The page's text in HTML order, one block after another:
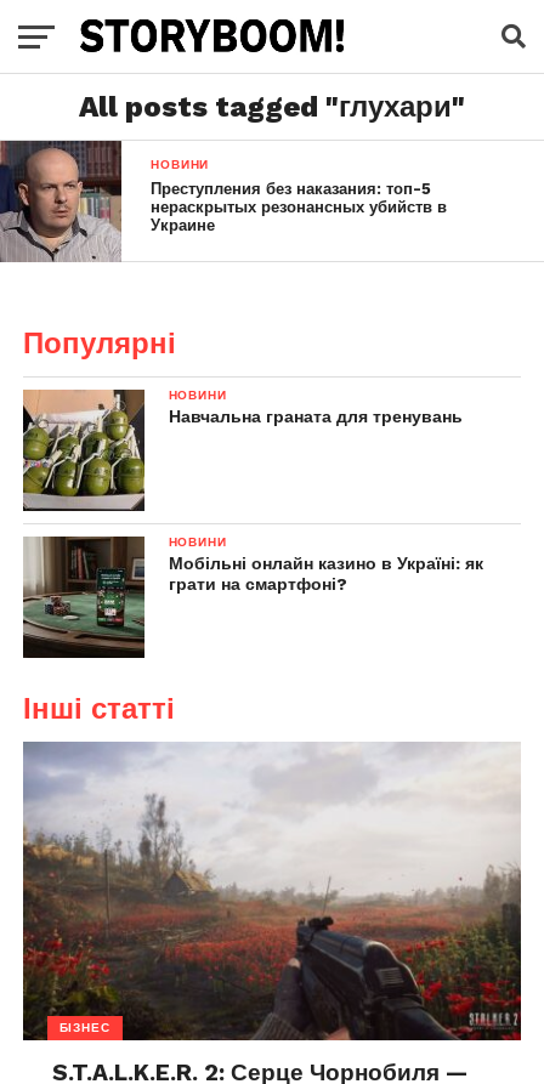
All posts tagged "глухари"
НОВИНИ
Преступления без наказания: топ-5
нераскрытых резонансных убийств в
Украине
Популярні
НОВИНИ
Навчальна граната для тренувань
НОВИНИ
Мобільні онлайн казино в Україні: як
грати на смартфоні?
Інші статті
БІЗНЕС
S.T.A.L.K.E.R. 2: Серце Чорнобиля —